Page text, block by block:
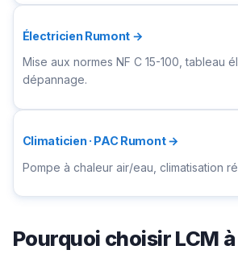
Électricien Rumont →
Mise aux normes NF C 15-100, tableau
dépannage.
Climaticien · PAC Rumont →
Pompe à chaleur air/eau, climatisation
Pourquoi choisir LCM